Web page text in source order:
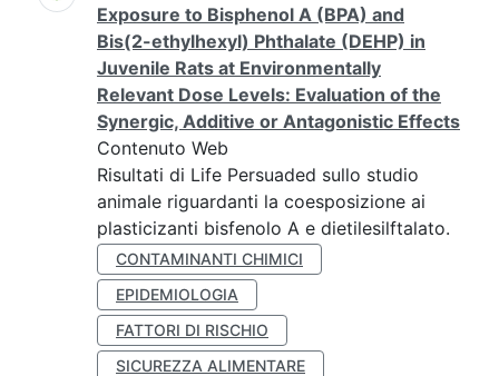
Exposure to Bisphenol A (BPA) and
Bis(2-ethylhexyl) Phthalate (DEHP) in
Juvenile Rats at Environmentally
Relevant Dose Levels: Evaluation of the
Synergic, Additive or Antagonistic Effects
Contenuto Web
Risultati di Life Persuaded sullo studio
animale riguardanti la coesposizione ai
plasticizanti bisfenolo A e dietilesilftalato.
CONTAMINANTI CHIMICI
EPIDEMIOLOGIA
FATTORI DI RISCHIO
SICUREZZA ALIMENTARE